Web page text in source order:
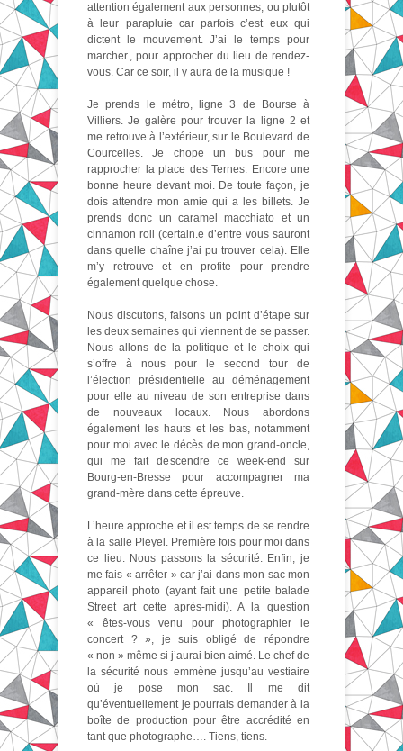
attention également aux personnes, ou plutôt
à leur parapluie car parfois c’est eux qui
dictent le mouvement. J’ai le temps pour
marcher., pour approcher du lieu de rendez-
vous. Car ce soir, il y aura de la musique !
Je prends le métro, ligne 3 de Bourse à
Villiers. Je galère pour trouver la ligne 2 et
me retrouve à l’extérieur, sur le Boulevard de
Courcelles. Je chope un bus pour me
rapprocher la place des Ternes. Encore une
bonne heure devant moi. De toute façon, je
dois attendre mon amie qui a les billets. Je
prends donc un caramel macchiato et un
cinnamon roll (certain.e d’entre vous sauront
dans quelle chaîne j’ai pu trouver cela). Elle
m’y retrouve et en profite pour prendre
également quelque chose.
Nous discutons, faisons un point d’étape sur
les deux semaines qui viennent de se passer.
Nous allons de la politique et le choix qui
s’offre à nous pour le second tour de
l’élection présidentielle au déménagement
pour elle au niveau de son entreprise dans
de nouveaux locaux. Nous abordons
également les hauts et les bas, notamment
pour moi avec le décès de mon grand-oncle,
qui me fait descendre ce week-end sur
Bourg-en-Bresse pour accompagner ma
grand-mère dans cette épreuve.
L’heure approche et il est temps de se rendre
à la salle Pleyel. Première fois pour moi dans
ce lieu. Nous passons la sécurité. Enfin, je
me fais « arrêter » car j’ai dans mon sac mon
appareil photo (ayant fait une petite balade
Street art cette après-midi). A la question
« êtes-vous venu pour photographier le
concert ? », je suis obligé de répondre
« non » même si j’aurai bien aimé. Le chef de
la sécurité nous emmène jusqu’au vestiaire
où je pose mon sac. Il me dit
qu’éventuellement je pourrais demander à la
boîte de production pour être accrédité en
tant que photographe…. Tiens, tiens.